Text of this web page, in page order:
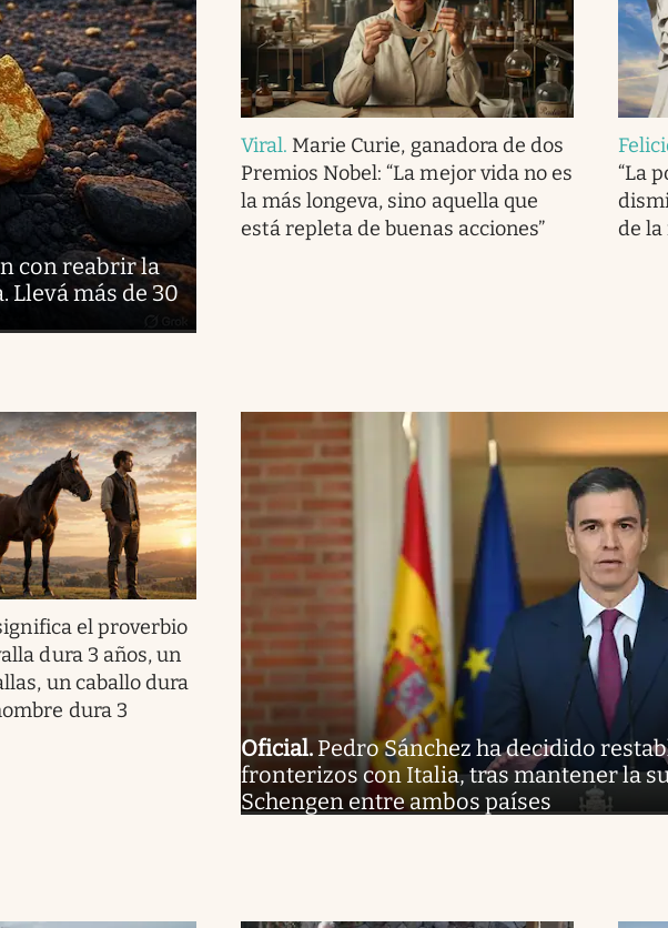
con reabrir la
Llevá más de 30
Viral. Marie Curie, ganadora de dos
Premios Nobel: “La mejor vida no es
la más longeva, sino aquella que
está repleta de buenas acciones”
“La
de la
el proverbio
dura 3 años, un
un caballo dura
dura 3
Oficial. Pedro Sánchez ha decidido
fronterizos con Italia, tras mantener la
Schengen entre ambos países